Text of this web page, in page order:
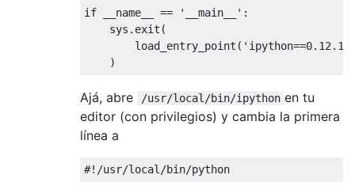
if __name__ == '__main__' :
    sys
. exit (
        load_entry_point
( 'ipython==0.12.1'
)
Ajá, abre /usr/local/bin/ipython en tu
editor (con privilegios) y cambia la primera
línea a
#!/usr/local/bin/python